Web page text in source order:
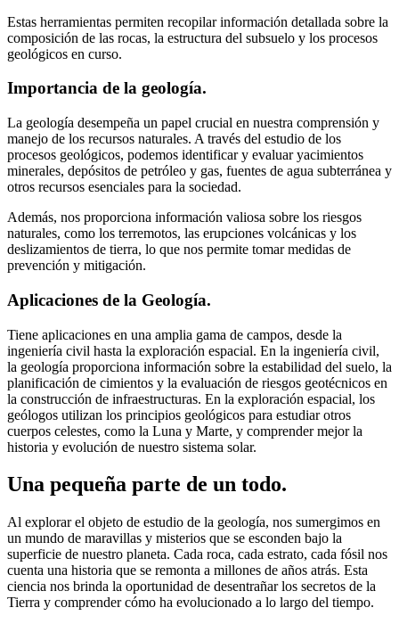
Estas herramientas permiten recopilar información detallada sobre la
composición de las rocas, la estructura del subsuelo y los procesos
geológicos en curso.
Importancia de la geología.
La geología desempeña un papel crucial en nuestra comprensión y
manejo de los recursos naturales. A través del estudio de los
procesos geológicos, podemos identificar y evaluar yacimientos
minerales, depósitos de petróleo y gas, fuentes de agua subterránea y
otros recursos esenciales para la sociedad.
Además, nos proporciona información valiosa sobre los riesgos
naturales, como los terremotos, las erupciones volcánicas y los
deslizamientos de tierra, lo que nos permite tomar medidas de
prevención y mitigación.
Aplicaciones de la Geología.
Tiene aplicaciones en una amplia gama de campos, desde la
ingeniería civil hasta la exploración espacial. En la ingeniería civil,
la geología proporciona información sobre la estabilidad del suelo, la
planificación de cimientos y la evaluación de riesgos geotécnicos en
la construcción de infraestructuras. En la exploración espacial, los
geólogos utilizan los principios geológicos para estudiar otros
cuerpos celestes, como la Luna y Marte, y comprender mejor la
historia y evolución de nuestro sistema solar.
Una pequeña parte de un todo.
Al explorar el objeto de estudio de la geología, nos sumergimos en
un mundo de maravillas y misterios que se esconden bajo la
superficie de nuestro planeta. Cada roca, cada estrato, cada fósil nos
cuenta una historia que se remonta a millones de años atrás. Esta
ciencia nos brinda la oportunidad de desentrañar los secretos de la
Tierra y comprender cómo ha evolucionado a lo largo del tiempo.